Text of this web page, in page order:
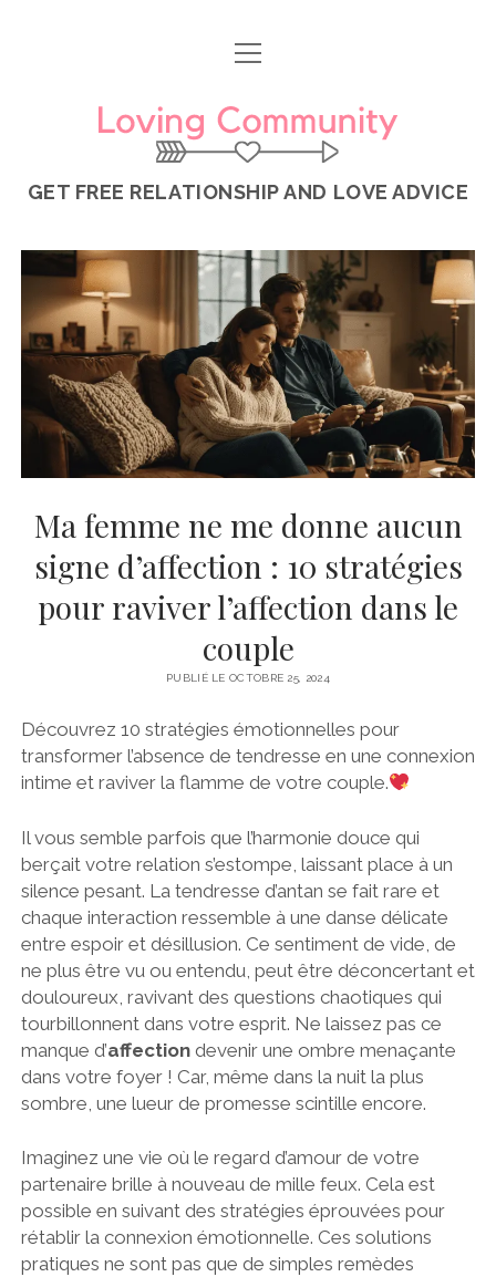
ouvrir
menu
Loving
Community
GET FREE RELATIONSHIP AND LOVE ADVICE
Ma femme ne me donne aucun
signe d’affection : 10 stratégies
pour raviver l’affection dans le
couple
PUBLIÉ LE OCTOBRE 25, 2024
Découvrez 10 stratégies émotionnelles pour
transformer l’absence de tendresse en une connexion
intime et raviver la flamme de votre couple.
Il vous semble parfois que l’harmonie douce qui
berçait votre relation s’estompe, laissant place à un
silence pesant. La tendresse d’antan se fait rare et
chaque interaction ressemble à une danse délicate
entre espoir et désillusion. Ce sentiment de vide, de
ne plus être vu ou entendu, peut être déconcertant et
douloureux, ravivant des questions chaotiques qui
tourbillonnent dans votre esprit. Ne laissez pas ce
manque d’affectiondevenir une ombre menaçante
dans votre foyer ! Car, même dans la nuit la plus
sombre, une lueur de promesse scintille encore.
Imaginez une vie où le regard d’amour de votre
partenaire brille à nouveau de mille feux. Cela est
possible en suivant des stratégies éprouvées pour
rétablir la connexion émotionnelle. Ces solutions
pratiques ne sont pas que de simples remèdes